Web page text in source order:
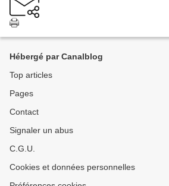
Hébergé par Canalblog
Top articles
Pages
Contact
Signaler un abus
C.G.U.
Cookies et données personnelles